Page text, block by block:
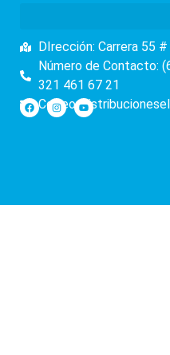
DIrección: Carrera 55
Número de Contacto:
321 461 67 21
Correo: